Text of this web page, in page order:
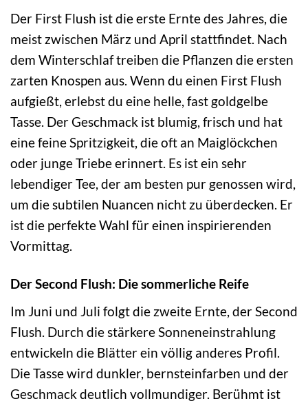
Der First Flush ist die erste Ernte des Jahres, die
meist zwischen März und April stattfindet. Nach
dem Winterschlaf treiben die Pflanzen die ersten
zarten Knospen aus. Wenn du einen First Flush
aufgießt, erlebst du eine helle, fast goldgelbe
Tasse. Der Geschmack ist blumig, frisch und hat
eine feine Spritzigkeit, die oft an Maiglöckchen
oder junge Triebe erinnert. Es ist ein sehr
lebendiger Tee, der am besten pur genossen wird,
um die subtilen Nuancen nicht zu überdecken. Er
ist die perfekte Wahl für einen inspirierenden
Vormittag.
Der Second Flush: Die sommerliche Reife
Im Juni und Juli folgt die zweite Ernte, der Second
Flush. Durch die stärkere Sonneneinstrahlung
entwickeln die Blätter ein völlig anderes Profil.
Die Tasse wird dunkler, bernsteinfarben und der
Geschmack deutlich vollmundiger. Berühmt ist